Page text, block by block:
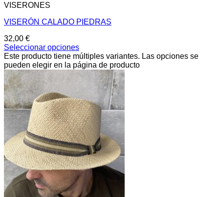
VISERONES
VISERÓN CALADO PIEDRAS
32,00 €
Seleccionar opciones
Este producto tiene múltiples variantes. Las opciones se
pueden elegir en la página de producto